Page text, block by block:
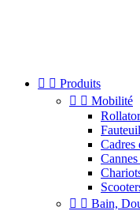
  Produits
  Mobilité
Cadres
  Bain,